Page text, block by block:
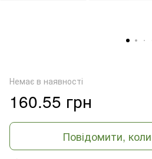
Немає в наявності
160.55 грн
Повідомити,